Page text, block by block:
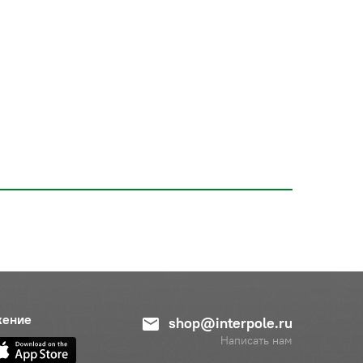
shop@interpole.ru
Написать нам